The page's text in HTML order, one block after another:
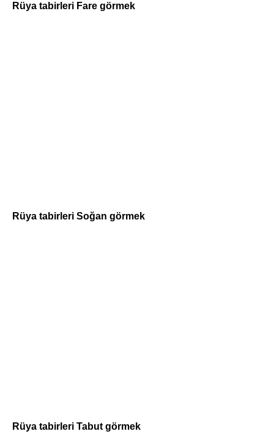
Rüya tabirleri Fare görmek
Rüya tabirleri Soğan görmek
Rüya tabirleri Tabut görmek